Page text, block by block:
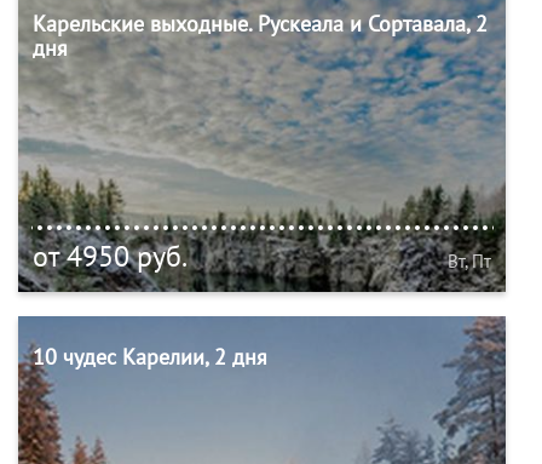
Карельские выходные. Рускеала и Сортавала, 2
дня
от 4950 руб. Вт, Пт
10 чудес Карелии, 2 дня